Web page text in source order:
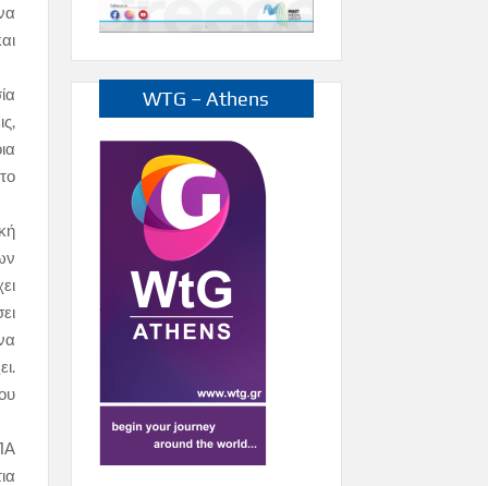
WTG – Athens